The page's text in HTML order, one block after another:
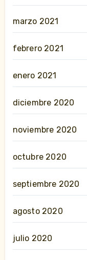
marzo 2021
febrero 2021
enero 2021
diciembre 2020
noviembre 2020
octubre 2020
septiembre 2020
agosto 2020
julio 2020